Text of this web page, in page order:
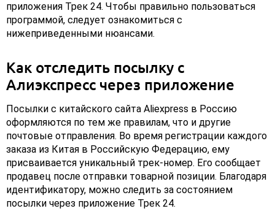
приложения Трек 24. Чтобы правильно пользоваться
программой, следует ознакомиться с
нижеприведенными нюансами.
Как отследить посылку с
Алиэкспресс через приложение
Посылки с китайского сайта Aliexpress в Россию
оформляются по тем же правилам, что и другие
почтовые отправления. Во время регистрации каждого
заказа из Китая в Российскую Федерацию, ему
присваивается уникальный трек-номер. Его сообщает
продавец после отправки товарной позиции. Благодаря
идентификатору, можно следить за состоянием
посылки через приложение Трек 24.